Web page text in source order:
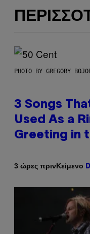
PHOTO BY GREGORY
3 Songs
Used As a
Greeting in
3 ώρες πρινΚείμενο